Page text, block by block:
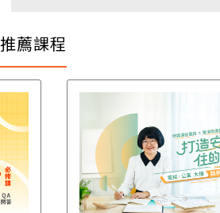
推薦課程